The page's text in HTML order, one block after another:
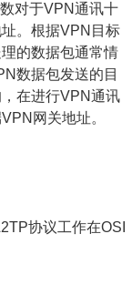
对于VPN通讯十
。根据VPN目标
的数据包通常情
数据包发送的目
在进行VPN通讯
网关地址。
协议工作在OSI